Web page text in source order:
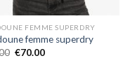
FEMME SUPERDRY
femme superdry
€70.00